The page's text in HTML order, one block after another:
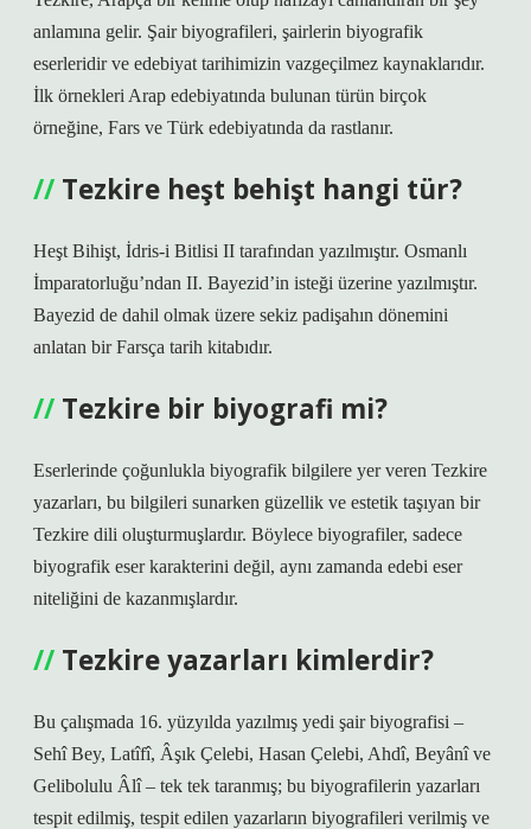
anlamına gelir. Şair biyografileri, şairlerin biyografik
eserleridir ve edebiyat tarihimizin vazgeçilmez kaynaklarıdır.
İlk örnekleri Arap edebiyatında bulunan türün birçok
örneğine, Fars ve Türk edebiyatında da rastlanır.
Tezkire heşt behişt hangi tür?
Heşt Bihişt, İdris-i Bitlisi II tarafından yazılmıştır. Osmanlı
İmparatorluğu’ndan II. Bayezid’in isteği üzerine yazılmıştır.
Bayezid de dahil olmak üzere sekiz padişahın dönemini
anlatan bir Farsça tarih kitabıdır.
Tezkire bir biyografi mi?
Eserlerinde çoğunlukla biyografik bilgilere yer veren Tezkire
yazarları, bu bilgileri sunarken güzellik ve estetik taşıyan bir
Tezkire dili oluşturmuşlardır. Böylece biyografiler, sadece
biyografik eser karakterini değil, aynı zamanda edebi eser
niteliğini de kazanmışlardır.
Tezkire yazarları kimlerdir?
Bu çalışmada 16. yüzyılda yazılmış yedi şair biyografisi –
Sehî Bey, Latîfî, Âşık Çelebi, Hasan Çelebi, Ahdî, Beyânî ve
Gelibolulu Âlî – tek tek taranmış; bu biyografilerin yazarları
tespit edilmiş, tespit edilen yazarların biyografileri verilmiş ve